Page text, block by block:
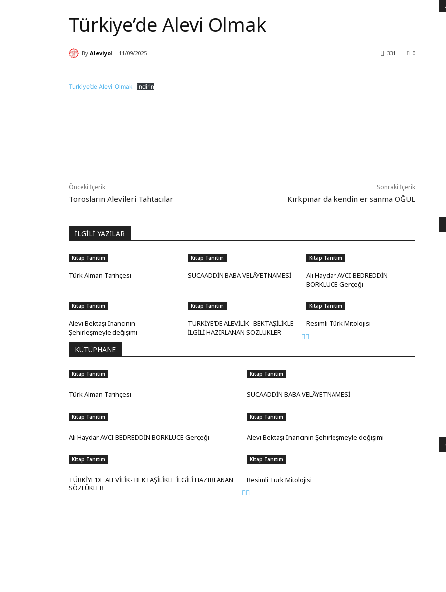
Türkiye’de Alevi Olmak
By Aleviyol 11/09/2025 0
331
Turkiye’de Alevi_Olmak indirin
Önceki İçerik
Torosların Alevileri Tahtacılar
Sonraki İçerik
Kırkpınar da kendin er sanma OĞUL
İLGİLİ YAZILAR
Kitap Tanıtım
Türk Alman Tarihçesi
Kitap Tanıtım
SÜCAADDİN BABA VELÂYETNAMESİ
Kitap Tanıtım
Ali Haydar AVCI BEDREDDİN
BÖRKLÜCE Gerçeği
Kitap Tanıtım
Alevi Bektaşi Inancının
Şehirleşmeyle değişimi
Kitap Tanıtım
TÜRKİYE’DE ALEVİLİK- BEKTAŞİLİKLE
İLGİLİ HAZIRLANAN SÖZLÜKLER
Kitap Tanıtım
Resimli Türk Mitolojisi
KÜTÜPHANE
Kitap Tanıtım
Türk Alman Tarihçesi
Kitap Tanıtım
SÜCAADDİN BABA VELÂYETNAMESİ
Kitap Tanıtım
Ali Haydar AVCI BEDREDDİN BÖRKLÜCE Gerçeği
Kitap Tanıtım
Alevi Bektaşi Inancının Şehirleşmeyle değişimi
Kitap Tanıtım
TÜRKİYE’DE ALEVİLİK- BEKTAŞİLİKLE İLGİLİ HAZIRLANAN
SÖZLÜKLER
Kitap Tanıtım
Resimli Türk Mitolojisi